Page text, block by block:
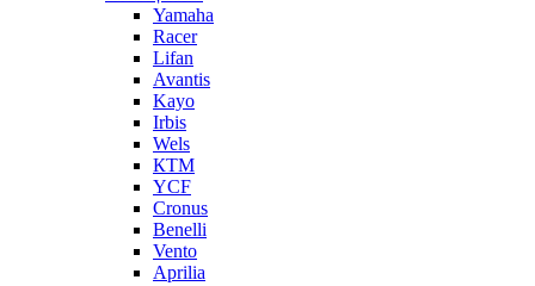
Yamaha
Racer
Lifan
Avantis
Kayo
Irbis
Wels
КТМ
YCF
Cronus
Benelli
Vento
Aprilia